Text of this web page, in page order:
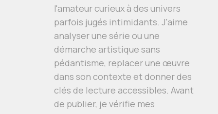
l'amateur curieux à des univers
parfois jugés intimidants. J'aime
analyser une série ou une
démarche artistique sans
pédantisme, replacer une œuvre
dans son contexte et donner des
clés de lecture accessibles. Avant
de publier, je vérifie mes